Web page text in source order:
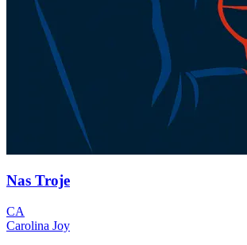
Nas Troje
CA
Carolina Joy